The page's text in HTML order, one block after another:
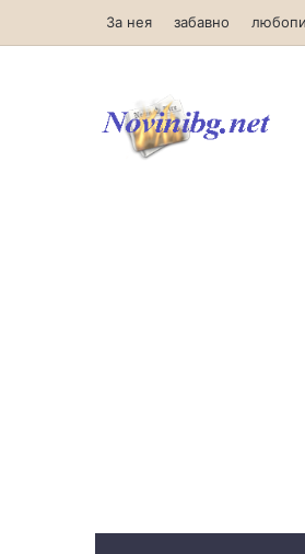
За нея забавно